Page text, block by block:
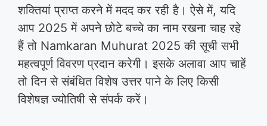
शक्तियां प्राप्त करने में मदद कर रही है। ऐसे में, यदि
आप 2025 में अपने छोटे बच्चे का नाम रखना चाह रहे
हैं तो Namkaran Muhurat 2025 की सूची सभी
महत्वपूर्ण विवरण प्रदान करेगी। इसके अलावा आप चाहें
तो दिन से संबंधित विशेष उत्तर पाने के लिए किसी
विशेषज्ञ ज्योतिषी से संपर्क करें।